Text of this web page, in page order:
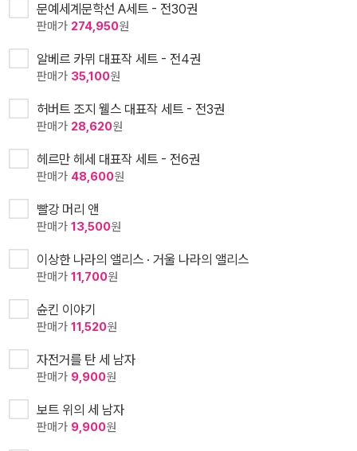
문예세계문학선 A세트 - 전30권
판매가 274,950원
알베르 카뮈 대표작 세트 - 전4권
판매가 35,100원
허버트 조지 웰스 대표작 세트 - 전3권
판매가 28,620원
헤르만 헤세 대표작 세트 - 전6권
판매가 48,600원
빨강 머리 앤
판매가 13,500원
이상한 나라의 앨리스 · 거울 나라의 앨리스
판매가 11,700원
슌킨 이야기
판매가 11,520원
자전거를 탄 세 남자
판매가 9,900원
보트 위의 세 남자
판매가 9,900원